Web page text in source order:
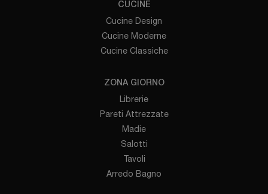
CUCINE
Cucine Design
Cucine Moderne
Cucine Classiche
ZONA GIORNO
Librerie
Pareti Attrezzate
Madie
Salotti
Tavoli
Arredo Bagno